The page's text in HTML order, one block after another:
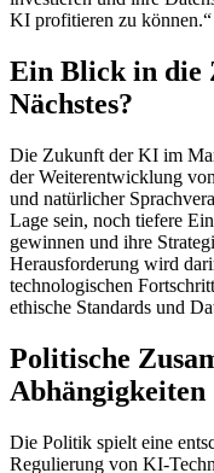
KI profitieren zu können.“
Ein Blick in die
Nächstes?
Die Zukunft der KI im
der Weiterentwicklung
und natürlicher
Lage sein, noch tiefere
gewinnen und ihre
Herausforderung wird
technologischen
ethische Standards und
Politische
Abhängigkeiten
Die Politik spielt eine
Regulierung von KI-